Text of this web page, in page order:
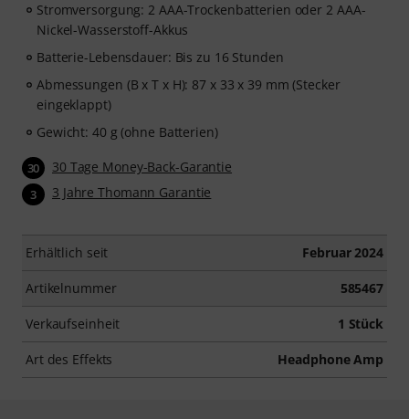
Stromversorgung: 2 AAA-Trockenbatterien oder 2 AAA-
Nickel-Wasserstoff-Akkus
Batterie-Lebensdauer: Bis zu 16 Stunden
Abmessungen (B x T x H): 87 x 33 x 39 mm (Stecker
eingeklappt)
Gewicht: 40 g (ohne Batterien)
30 30 Tage Money-Back-Garantie
3 3 Jahre Thomann Garantie
Erhältlich seit Februar 2024
Artikelnummer 585467
Verkaufseinheit 1 Stück
Art des Effekts Headphone Amp